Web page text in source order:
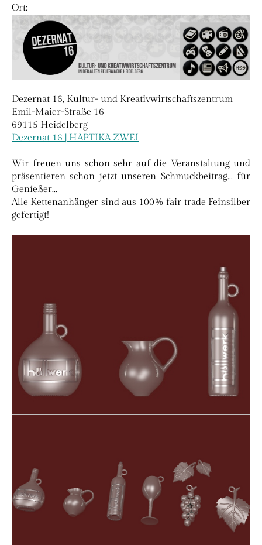
Ort:
Dezernat 16, Kultur- und Kreativwirtschaftszentrum
Emil-Maier-Straße 16
69115 Heidelberg
Dezernat 16 | HAPTIKA ZWEI
Wir freuen uns schon sehr auf die Veranstaltung und
präsentieren schon jetzt unseren Schmuckbeitrag... für
Genießer...
Alle Kettenanhänger sind aus 100% fair trade Feinsilber
gefertigt!